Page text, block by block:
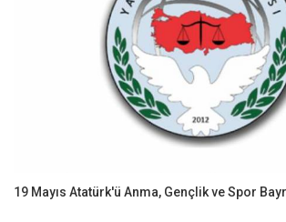
19 Mayıs Atatürk'ü Anma, Gençlik ve Spor